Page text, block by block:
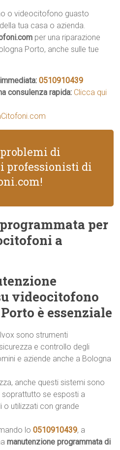
o videocitofono guasto
tua casa o azienda.
per una riparazione
Porto, anche sulle tue
0510910439
consulenza rapida: Clicca qui
di
professionisti di
per
a
videocitofono
è essenziale
sono strumenti
e controllo degli
e aziende anche a Bologna
anche questi sistemi sono
soprattutto se esposti a
o utilizzati con grande
lo0510910439, a
manutenzione programmata di